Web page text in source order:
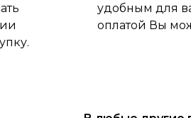
удобным для
оплатой Вы